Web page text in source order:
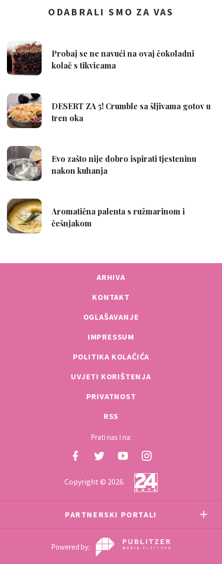
ARHIVA
KONTAKT
OGLAŠAVANJE
IMPRESSUM
POLITIKA KOLAČIĆA
UVJETI KORIŠTENJA
PRIVATNOST
RSS
Prati nas i na:
Copyright © 2026.
PARTNERSKI PORTALI
Powered by: